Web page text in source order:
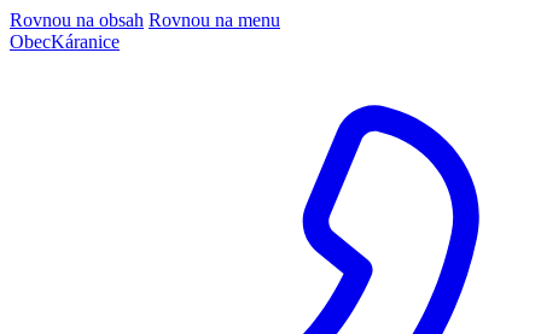
Rovnou na obsah Rovnou na menu
ObecKáranice